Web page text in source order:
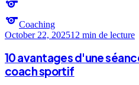
sports
sportsCoaching
October 22, 202512 min de lecture
10 avantages d'une
coach sportif